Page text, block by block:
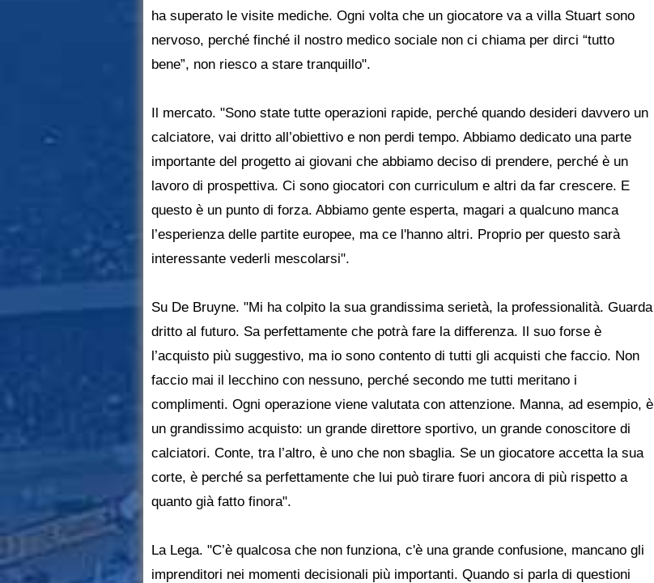
ha superato le visite mediche. Ogni volta che un giocatore va a villa Stuart sono
nervoso, perché finché il nostro medico sociale non ci chiama per dirci “tutto
bene”, non riesco a stare tranquillo".
Il mercato. "Sono state tutte operazioni rapide, perché quando desideri davvero un
calciatore, vai dritto all’obiettivo e non perdi tempo. Abbiamo dedicato una parte
importante del progetto ai giovani che abbiamo deciso di prendere, perché è un
lavoro di prospettiva. Ci sono giocatori con curriculum e altri da far crescere. E
questo è un punto di forza. Abbiamo gente esperta, magari a qualcuno manca
l’esperienza delle partite europee, ma ce l'hanno altri. Proprio per questo sarà
interessante vederli mescolarsi".
Su De Bruyne. "Mi ha colpito la sua grandissima serietà, la professionalità. Guarda
dritto al futuro. Sa perfettamente che potrà fare la differenza. Il suo forse è
l’acquisto più suggestivo, ma io sono contento di tutti gli acquisti che faccio. Non
faccio mai il lecchino con nessuno, perché secondo me tutti meritano i
complimenti. Ogni operazione viene valutata con attenzione. Manna, ad esempio, è
un grandissimo acquisto: un grande direttore sportivo, un grande conoscitore di
calciatori. Conte, tra l’altro, è uno che non sbaglia. Se un giocatore accetta la sua
corte, è perché sa perfettamente che lui può tirare fuori ancora di più rispetto a
quanto già fatto finora".
La Lega. "C’è qualcosa che non funziona, c'è una grande confusione, mancano gli
imprenditori nei momenti decisionali più importanti. Quando si parla di questioni